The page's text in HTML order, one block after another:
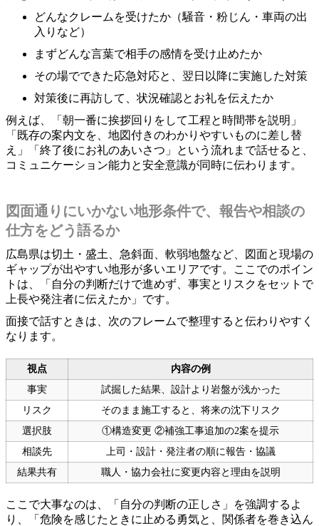
どんなクレームを受けたか（騒音・粉じん・車両の出
入りなど）
まずどんな言葉で相手の感情を受け止めたか
その場でできた応急対応と、翌日以降に実施した対策
対策後に再訪して、状況確認とお礼を伝えたか
例えば、「朝一番に挨拶回りをして工程と時間帯を説明」
「既存の案内文を、地図付きのわかりやすいものに差し替
え」「終了後にお礼のあいさつ」という流れまで話せると、
コミュニケーション能力と安全意識が同時に伝わります。
図面通りにいかない地形条件で、報告や相談の
仕方をどう語るか
広島県は切土・盛土、急斜面、軟弱地盤など、図面と現場の
ギャップが出やすい地形が多いエリアです。ここでのポイン
トは、「自分の判断だけで進めず、事実とリスクをセットで
上長や発注者に伝えたか」です。
面接で話すときは、次のフレームで整理すると伝わりやすく
なります。
視点
内容の例
事実
試掘した結果、設計より岩盤が浅かった
リスク
そのまま施工すると、将来の沈下リスク
選択肢
①構造変更 ②補強工事追加の2案を提示
相談先
上司・設計・発注者の順に報告・協議
結果共有
職人・協力会社に変更内容と理由を説明
ここで大事なのは、「自分の判断の正しさ」を強調するよ
り、「危険を感じたときに止める勇気と、関係者を巻き込ん